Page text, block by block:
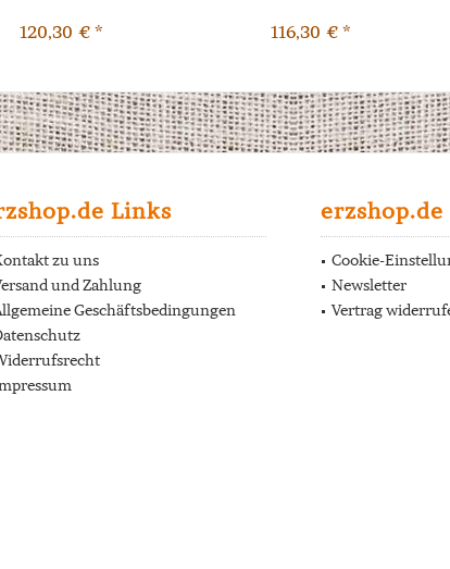
120,30 € * 116,30 € *
Links
zu uns
und Zahlung
Geschäftsbedingungen
erzshop.de
Cookie-
Newsletter
Vertrag